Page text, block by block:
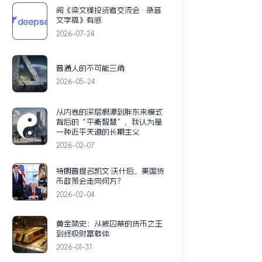
阅《梁文锋投资者交流会 · 录音
文字稿》有感
2026-07-24
普通人的不可能三角
2026-05-24
从内卷的深层根源到胖东来模式
背后的“平衡智慧”，我认为是
一种近乎天道的长期主义
2026-02-07
特朗普提名凯文·沃什后，美国货
币政策会走向何方？
2026-02-04
黄金简史：从被囚禁的货币之王
到终极财富载体
2026-01-31